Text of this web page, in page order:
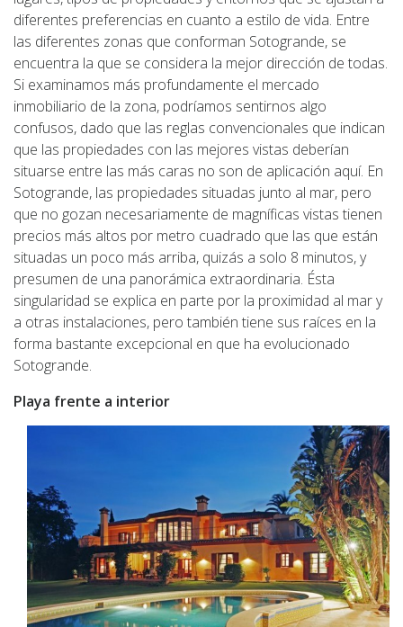
diferentes preferencias en cuanto a estilo de vida. Entre
las diferentes zonas que conforman Sotogrande, se
encuentra la que se considera la mejor dirección de todas.
Si examinamos más profundamente el mercado
inmobiliario de la zona, podríamos sentirnos algo
confusos, dado que las reglas convencionales que indican
que las propiedades con las mejores vistas deberían
situarse entre las más caras no son de aplicación aquí. En
Sotogrande, las propiedades situadas junto al mar, pero
que no gozan necesariamente de magníficas vistas tienen
precios más altos por metro cuadrado que las que están
situadas un poco más arriba, quizás a solo 8 minutos, y
presumen de una panorámica extraordinaria. Ésta
singularidad se explica en parte por la proximidad al mar y
a otras instalaciones, pero también tiene sus raíces en la
forma bastante excepcional en que ha evolucionado
Sotogrande.
Playa frente a interior